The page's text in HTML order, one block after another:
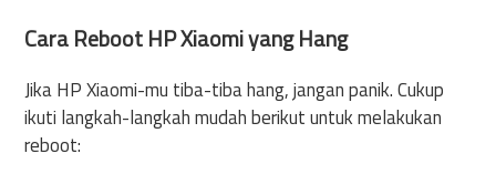
Cara Reboot HP Xiaomi yang Hang
Jika HP Xiaomi-mu tiba-tiba hang, jangan panik. Cukup
ikuti langkah-langkah mudah berikut untuk melakukan
reboot: